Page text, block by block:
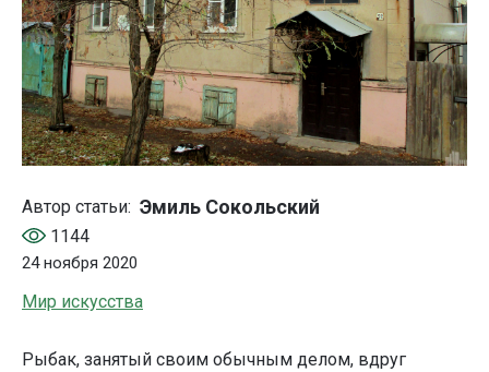
Автор статьи: Эмиль Сокольский
1144
24 ноября 2020
Мир искусства
Рыбак, занятый своим обычным делом, вдруг